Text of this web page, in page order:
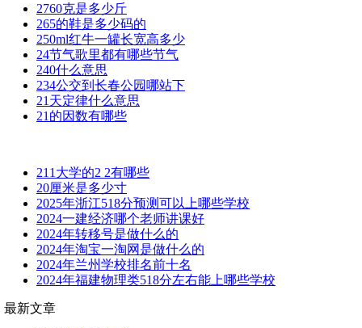
2760克是多少斤
265的鞋是多少码的
250ml红牛一罐长宽高多少
24节气歌里都有哪些节气
240什么意思
234公交到长春公园哪站下
21天定律什么意思
21的因数有哪些
211大学的2 2有哪些
20厘米是多少寸
2025年浙江518分预测可以上哪些学校
2024一建经济哪个老师讲课好
2024年转移号是做什么的
2024年淘宝一淘网是做什么的
2024年兰州学校排名前十名
2024年福建物理类518分左右能上哪些学校
最新文章